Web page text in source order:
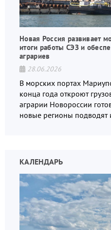
Новая Россия развивает
итоги работы СЭЗ и
аграриев
28.06.2026
В морских портах
конца года откроют
аграрии Новороссии
новые регионы подводят
КАЛЕНДАРЬ